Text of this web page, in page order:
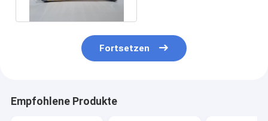
Fortsetzen
Empfohlene Produkte